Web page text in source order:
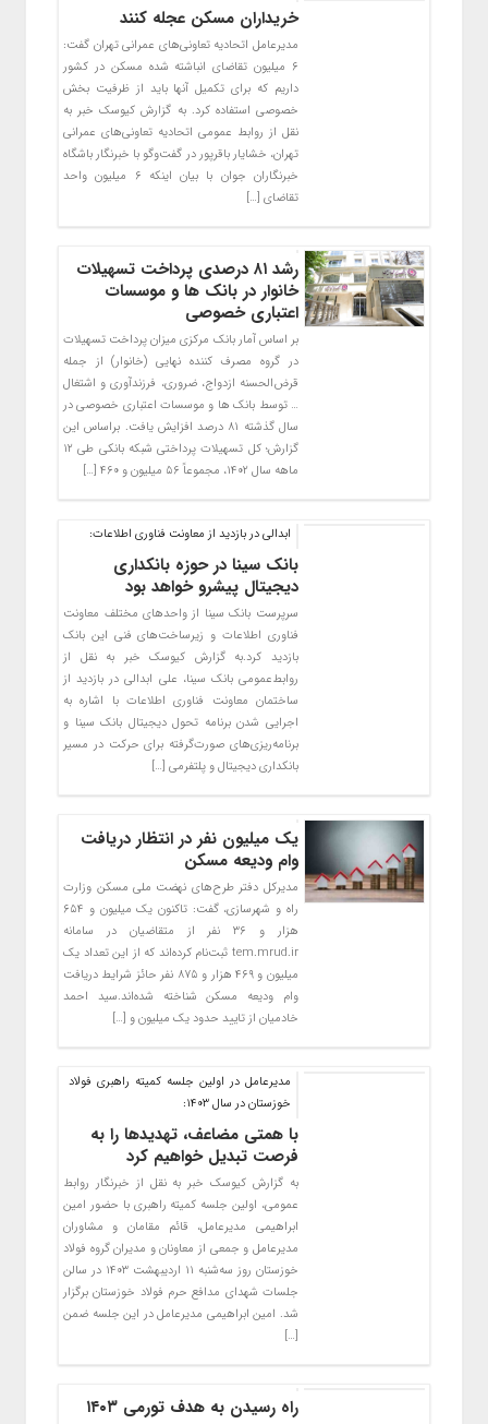
خریداران مسکن عجله کنند
مدیرعامل اتحادیه تعاونی‌های عمرانی تهران گفت:
۶ میلیون تقاضای انباشته شده مسکن در کشور
داریم که برای تکمیل آنها باید از ظرفیت بخش
خصوصی استفاده کرد. به گزارش کیوسک خبر به
نقل از روابط عمومی اتحادیه تعاونی‌های عمرانی
تهران، خشایار باقرپور در گفت‌وگو با خبرنگار باشگاه
خبرنگاران جوان با بیان اینکه ۶ میلیون واحد
تقاضای […]
رشد ۸۱ درصدی پرداخت تسهیلات
خانوار در بانک ها و موسسات
اعتباری خصوصی
بر اساس آمار بانک مرکزی میزان پرداخت تسهیلات
در گروه مصرف‌ کننده نهایی (خانوار) از جمله
قرض‌الحسنه ازدواج، ضروری، فرزندآوری و اشتغال
… توسط بانک ها و موسسات اعتباری خصوصی در
سال گذشته ۸۱ درصد افزایش یافت. براساس این
گزارش؛ کل تسهیلات پرداختی شبکه بانکی طی ۱۲
ماهه سال ۱۴۰۲، مجموعاً ۵۶ میلیون و ۴۶۰ […]
ابدالی در بازدید از معاونت فناوری اطلاعات:
بانک سینا در حوزه بانکداری
دیجیتال پیشرو خواهد بود
سرپرست بانک سینا از واحدهای مختلف معاونت
فناوری اطلاعات و زیرساخت‌های فنی این بانک
بازدید کرد.به گزارش کیوسک خبر به نقل از
روابط‌عمومی بانک سینا، علی ابدالی در بازدید از
ساختمان معاونت فناوری اطلاعات با اشاره به
اجرایی شدن برنامه تحول دیجیتال بانک سینا و
برنامه‌ریزی‌های صورت‌گرفته برای حرکت در مسیر
بانکداری دیجیتال و پلتفرمی […]
یک میلیون نفر در انتظار دریافت
وام ودیعه مسکن
مدیرکل دفتر طرح‌های نهضت ملی مسکن وزارت
راه و شهرسازی، گفت: تاکنون یک میلیون و ۶۵۴
هزار و ۳۶ نفر از متقاضیان در سامانه
tem.mrud.ir ثبت‌نام کرد‌ه‌اند که از این تعداد یک
میلیون و ۴۶۹ هزار و ۸۷۵ نفر حائز شرایط دریافت
وام ودیعه مسکن شناخته شده‌اند.سید احمد
خادمیان از تایید حدود یک میلیون و […]
مدیرعامل در اولین جلسه کمیته راهبری فولاد
خوزستان در سال ۱۴۰۳:
با همتی مضاعف، تهدیدها را به
فرصت تبدیل خواهیم کرد
به گزارش کیوسک خبر به نقل از خبرنگار روابط
عمومی، اولین جلسه کمیته راهبری با حضور امین
ابراهیمی مدیرعامل، قائم ‌مقامان و مشاوران
مدیرعامل و جمعی از معاونان و مدیران گروه فولاد
خوزستان روز سه‌شنبه ۱۱ اردیبهشت ۱۴۰۳ در سالن
جلسات شهدای مدافع حرم فولاد خوزستان برگزار
شد. امین ابراهیمی مدیرعامل در این جلسه ضمن
[…]
راه رسیدن به هدف تورمی ۱۴۰۳